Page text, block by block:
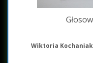
Wiktoria